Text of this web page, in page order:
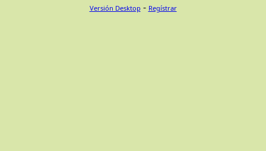
Versión Desktop - Regístrar